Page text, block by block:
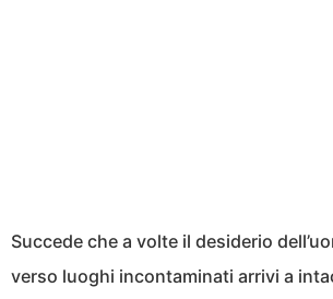
Succede che a volte il desiderio
verso luoghi incontaminati arrivi a